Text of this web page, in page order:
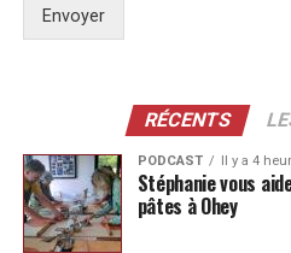
Envoyer
RÉCENTS
PODCAST Il y a 4
Stéphanie vous
pâtes à Ohey